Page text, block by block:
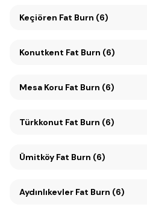
Keçiören Fat Burn (6)
Konutkent Fat Burn (6)
Mesa Koru Fat Burn (6)
Türkkonut Fat Burn (6)
Ümitköy Fat Burn (6)
Aydınlıkevler Fat Burn (6)